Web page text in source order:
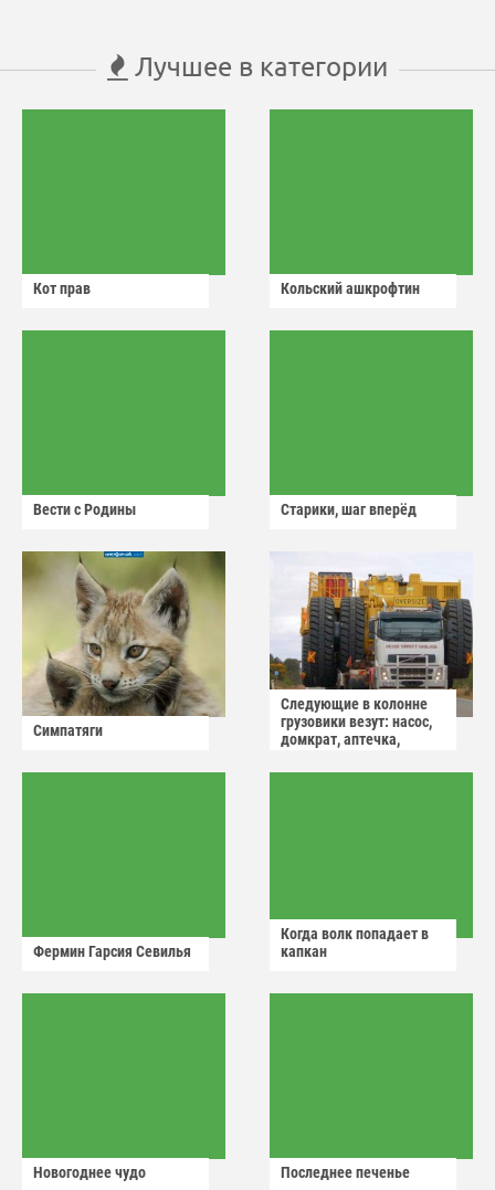
Лучшее в категории
Кот прав Кольский ашкрофтин
Вести с Родины Старики, шаг вперёд
Симпатяги
Следующие в колонне
грузовики везут: насос,
домкрат, аптечка,
Фермин Гарсия Севилья
Когда волк попадает в
капкан
Новогоднее чудо Последнее печенье